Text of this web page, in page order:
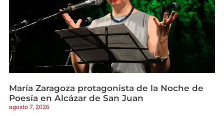
María Zaragoza protagonista de la Noche de
Poesía en Alcázar de San Juan
agosto 7, 2026